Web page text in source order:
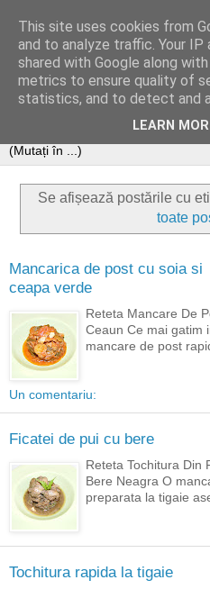
Se afișează postările cu
toate
Mancarica de post cu soia si
ceapa verde
Reteta Mancare De
Ceaun Ce mai gatim
mancare de post
Un comentariu:
Ficatei de pui cu bere
Reteta Tochitura Din
Bere Neagra O
preparata la tigaie
Tochitura rapida la tigaie
This site uses cookies from
and to analyze traffic. Your IP
shared with Google along
metrics to ensure quality of
statistics, and to detect and
LEARN